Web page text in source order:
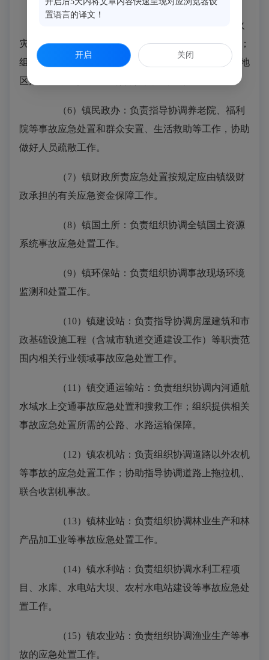
（5）镇派出所：负责组织协调道路交通、火
灾、民用爆破器材（除生产销售）事故应急处置工作；
组织指导事故现场的安全警戒、交通管制、外围周边地
区治安秩序维护，协助做好人员疏散工作。
（6）镇民政办：负责指导协调养老院、福利
院等事故应急处置和群众安置、生活救助等工作，协助
做好人员疏散工作。
（7）镇财政所责应急处置按规定应由镇级财
政承担的有关应急资金保障工作。
（8）镇国土所：负责组织协调全镇国土资源
系统事故应急处置工作。
（9）镇环保站：负责组织协调事故现场环境
监测和处置工作。
（10）镇建设站：负责指导协调房屋建筑和市
政基础设施工程（含城市轨道交通建设工作）等职责范
围内相关行业领域事故应急处置工作。
（11）镇交通运输站：负责组织协调内河通航
水域水上交通事故应急处置和搜救工作；组织提供相关
事故应急处置所需的公路、水路运输保障。
（12）镇农机站：负责组织协调道路以外农机
等事故的应急处置工作；协助指导协调道路上拖拉机、
联合收割机事故。
（13）镇林业站：负责组织协调林业生产和林
产品加工业等事故应急处置工作。
（14）镇水利站：负责组织协调水利工程项
目、水库、水电站大坝、农村水电站建设等事故应急处
置工作。
（15）镇农业站：负责组织协调渔业生产等事
故的应急处置工作。
置语言的译文！
开启 关闭